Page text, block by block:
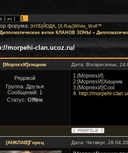
1 из 1
1
форума: [НУБ]ЙОДА
[X-Ray]White_Wolf™
Дипломатические ветки КЛАНОВ ЗОНЫ »
morpehi-clan.ucoz.ru/
[МорпехИ]хищник Дата: Воскресенье,
Рядовой
Группа: Друзья
Сообщений: 1
Статус: Offline
1.[МорпехИ]
2.[МорпехИ]Хищник
3.[МорпехИ]Сool
4. http://morpehi-
[АНКЛАВ]Горец Дата: Четверг,